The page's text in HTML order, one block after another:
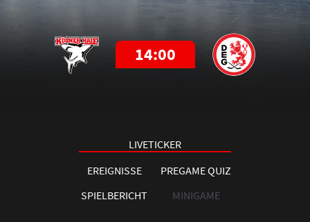
14:00
LIVETICKER
EREIGNISSE
PREGAME QUIZ
SPIELBERICHT
MINIGAME